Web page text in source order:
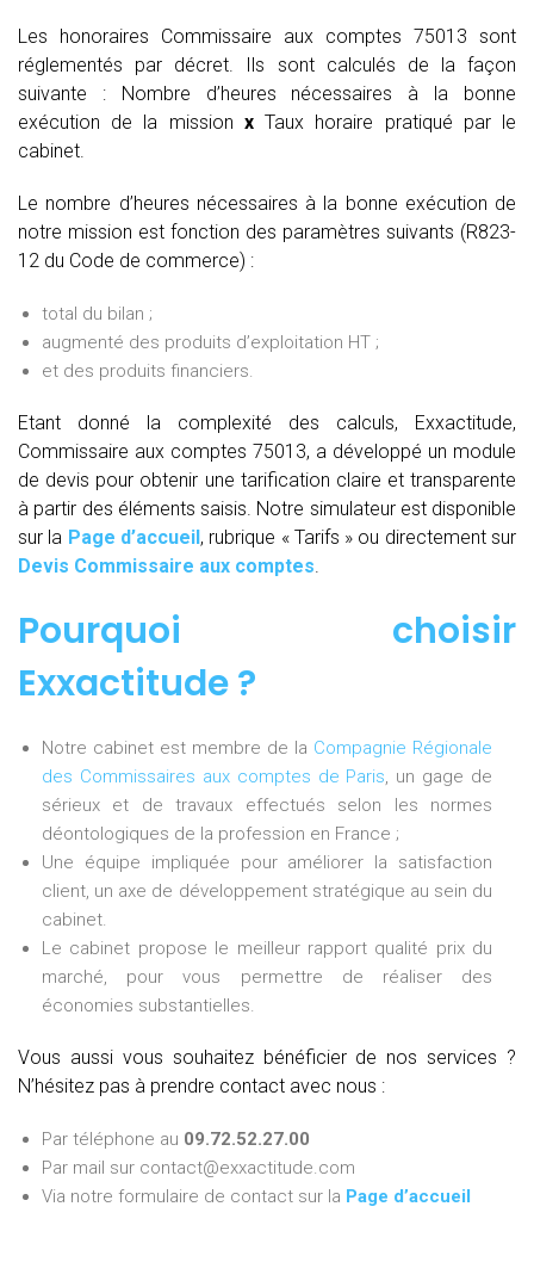
Les honoraires Commissaire aux comptes 75013 sont
réglementés par décret. Ils sont calculés de la façon
suivante :
Nombre d’heures nécessaires à la bonne
exécution de la mission xTaux horaire pratiqué par le
cabinet.
Le nombre d’heures nécessaires à la bonne exécution de
notre mission est fonction des paramètres suivants (R823-
12 du Code de commerce) :
total du bilan ;
augmenté des produits d’exploitation HT ;
et des produits financiers.
Etant donné la complexité des calculs, Exxactitude,
Commissaire aux comptes 75013, a développé un module
de devis pour obtenir une tarification claire et transparente
à partir des éléments saisis. Notre simulateur est disponible
sur la Page d’accueil, rubrique « Tarifs » ou directement sur
Devis Commissaire aux comptes.
Pourquoi choisir
Exxactitude?
Notre cabinet est membre de la Compagnie Régionale
des Commissaires aux comptes de Paris, un gage de
sérieux et de travaux effectués selon les normes
déontologiques de la profession en France ;
Une équipe impliquée pour améliorer la satisfaction
client, un axe de développement stratégique au sein du
cabinet.
Le cabinet propose le meilleur rapport qualité prix du
marché, pour vous permettre de réaliser des
économies substantielles.
Vous aussi vous souhaitez bénéficier de nos services ?
N’hésitez pas à prendre contact avec nous :
Par téléphone au 09.72.52.27.00
Par mail sur contact@exxactitude.com
Via notre formulaire de contact sur la Page d’accueil